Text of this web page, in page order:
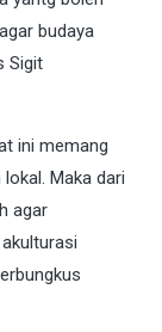
budaya
Sigit
ini memang
Maka dari
agar